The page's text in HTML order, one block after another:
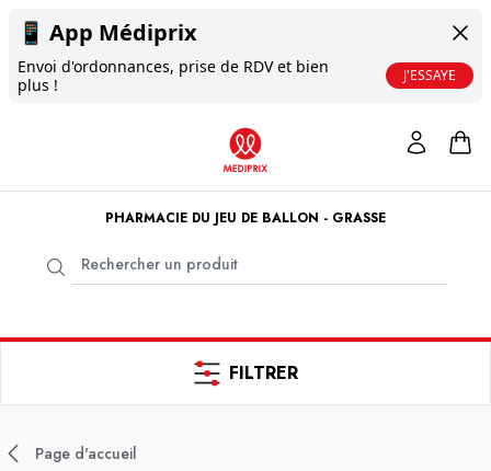
📱 App Médiprix
Envoi d'ordonnances, prise de RDV et bien
plus !
J'ESSAYE
PHARMACIE DU JEU DE BALLON - GRASSE
FILTRER
Page d'accueil